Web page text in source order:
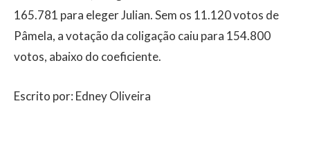
165.781 para eleger Julian. Sem os 11.120 votos de
Pâmela, a votação da coligação caiu para 154.800
votos, abaixo do coeficiente.
Escrito por: Edney Oliveira